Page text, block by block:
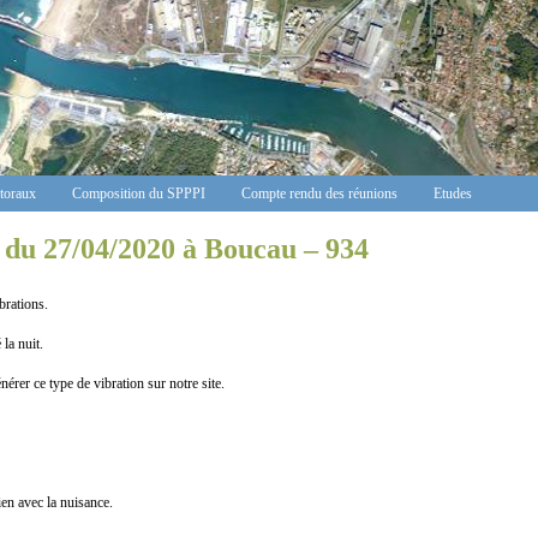
Composition du SPPPI Compte rendu des réunions Etudes
27/04/2020 à Boucau – 934
nuit.
ce type de vibration sur notre site.
avec la nuisance.